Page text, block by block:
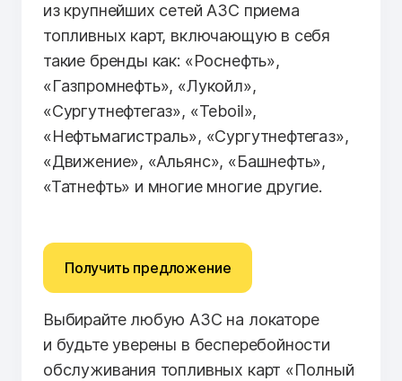
из крупнейших сетей АЗС приема
топливных карт, включающую в себя
такие бренды как: «Роснефть»,
«Газпромнефть», «Лукойл»,
«Сургутнефтегаз», «Teboil»,
«Нефтьмагистраль», «Сургутнефтегаз»,
«Движение», «Альянс», «Башнефть»,
«Татнефть» и многие многие другие.
Получить предложение
Выбирайте любую АЗС на локаторе
и будьте уверены в бесперебойности
обслуживания топливных карт «Полный